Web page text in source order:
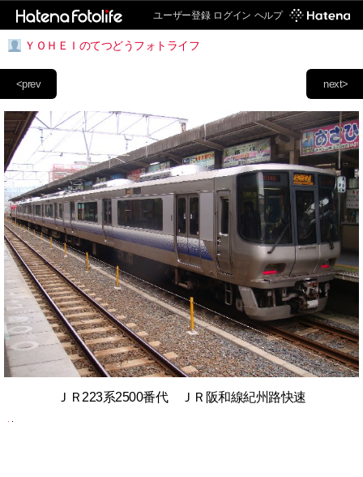
ユーザー登録 ログイン ヘルプ
ＹＯＨＥＩのてつどうフォトライフ
next>
<prev
ＪＲ223系2500番代 ＪＲ阪和線紀州路快速